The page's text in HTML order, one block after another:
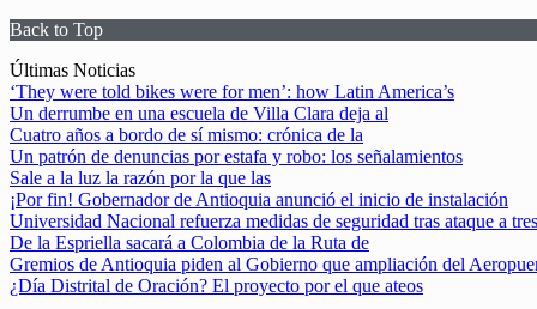
Back to Top
Skip
to
content
Últimas Noticias
‘They were told bikes were for men’: how Latin America’s
Un derrumbe en una escuela de Villa Clara deja al
Cuatro años a bordo de sí mismo: crónica de la
Un patrón de denuncias por estafa y robo: los señalamientos
Sale a la luz la razón por la que las
¡Por fin! Gobernador de Antioquia anunció el inicio de instalación
Universidad Nacional refuerza medidas de seguridad tras ataque a tres
De la Espriella sacará a Colombia de la Ruta de
Gremios de Antioquia piden al Gobierno que ampliación del
¿Día Distrital de Oración? El proyecto por el que ateos